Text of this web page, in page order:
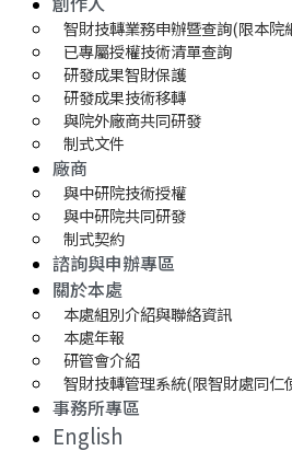
智財技轉業務申辦暨查詢(限本院
已專屬授權技術清單查詢
研發成果智財保護
研發成果技術移轉
與院外廠商共同研發
制式文件
廠商
與中研院技術授權
與中研院共同研發
制式契約
諮詢與申辦專區
關於本處
本處組別介紹與聯絡資訊
本處年報
研管會介紹
智財技轉管理系統(限智財處同仁
事務所專區
English